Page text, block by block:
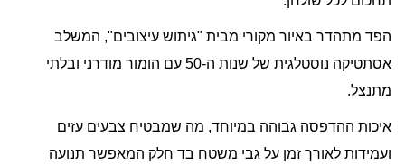
הפד מתהדר באיור מקורי מבית "גיתוש עיצובים", המשלב
אסתטיקה נוסטלגית של שנות ה-50 עם הומור מודרני ובלתי
מתנצל.
איכות ההדפסה גבוהה במיוחד, מה שמבטיח צבעים עזים
ועמידות לאורך זמן על גבי משטח בד חלק המאפשר תנועה